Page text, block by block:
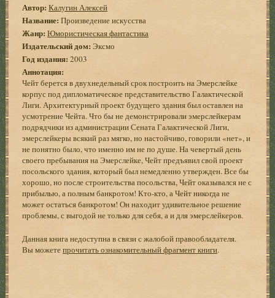
Автор: Калугин Алексей
Название: Произведение искусства
Жанр: Юмористическая фантастика
Издательский дом: Эксмо
Год издания: 2003
Аннотация:
Чейт берется в двухнедельный срок построить на Эмерслейке
корпус под дипломатическое представительство Галактической
Лиги. Архитектурный проект будущего здания был оставлен на
усмотрение Чейта. Что бы не демонстрировали эмерслейкерам
подрядчики из администрации Сената Галактической Лиги,
эмерслейкеры всякий раз мягко, но настойчиво, говорили «нет», и
не понятно было, что именно им не по душе. На чевертый день
своего пребывания на Эмерслейке, Чейт предъявил свой проект
посольского здания, который был немедленно утвержден. Все бы
хорошо, но после строительства посольства, Чейт оказывался не с
прибылью, а полным банкротом! Кто-кто, а Чейт никогда не
может остаться банкротом! Он находит удивительное решение
проблемы, с выгодой не только для себя, а и для эмерслейкеров.
Данная книга недоступна в связи с жалобой правообладателя.
Вы можетепрочитать ознакомительный фрагмент книги.